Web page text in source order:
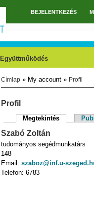
FőmenüBEJELENTKEZÉS
Együttműködés
Jelenlegi hely
Címlap » My account » Profil
Profil
Elsődleges fülek
Megtekintés (aktív fül)
Szabó Zoltán
tudományos segédmunkatárs
148
Email: szaboz@inf.u-
Telefon: 6783